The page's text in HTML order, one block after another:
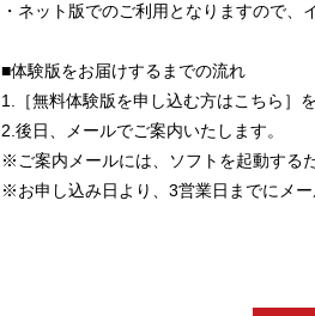
・ネット版でのご利用となりますので、
■体験版をお届けするまでの流れ
1.［無料体験版を申し込む方はこちら］
2.後日、メールでご案内いたします。
※ご案内メールには、ソフトを起動する
※お申し込み日より、3営業日までにメー